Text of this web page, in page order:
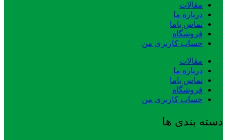
مقالات
درباره ما
تماس باما
فروشگاه
حساب کاربری من
مقالات
درباره ما
تماس باما
فروشگاه
حساب کاربری من
دسته بندی ها